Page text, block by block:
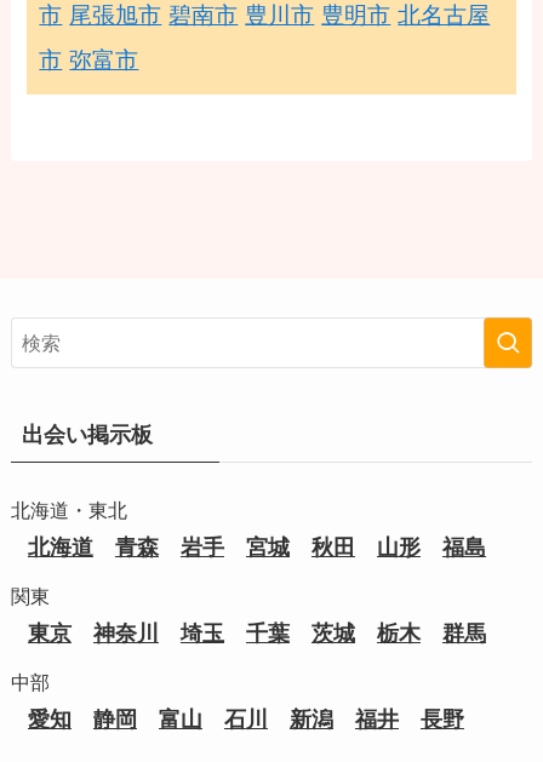
市 尾張旭市 碧南市 豊川市 豊明市 北名古屋
市 弥富市
出会い掲示板
北海道・東北
北海道 青森 岩手 宮城 秋田 山形 福島
関東
東京 神奈川 埼玉 千葉 茨城 栃木 群馬
中部
愛知 静岡 富山 石川 新潟 福井 長野